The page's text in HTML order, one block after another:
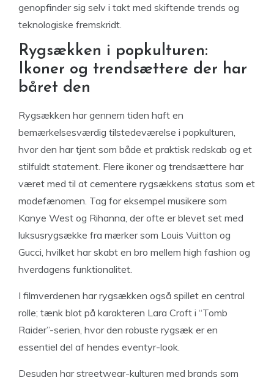
genopfinder sig selv i takt med skiftende trends og
teknologiske fremskridt.
Rygsækken i popkulturen:
Ikoner og trendsættere der har
båret den
Rygsækken har gennem tiden haft en
bemærkelsesværdig tilstedeværelse i popkulturen,
hvor den har tjent som både et praktisk redskab og et
stilfuldt statement. Flere ikoner og trendsættere har
været med til at cementere rygsækkens status som et
modefænomen. Tag for eksempel musikere som
Kanye West og Rihanna, der ofte er blevet set med
luksusrygsække fra mærker som Louis Vuitton og
Gucci, hvilket har skabt en bro mellem high fashion og
hverdagens funktionalitet.
I filmverdenen har rygsækken også spillet en central
rolle; tænk blot på karakteren Lara Croft i “Tomb
Raider”-serien, hvor den robuste rygsæk er en
essentiel del af hendes eventyr-look.
Desuden har streetwear-kulturen med brands som